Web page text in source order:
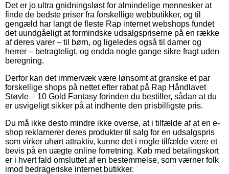
Det er jo ultra gnidningsløst for almindelige mennesker at
finde de bedste priser fra forskellige webbutikker, og til
gengæld har langt de fleste Rap internet webshops fundet
det uundgåeligt at formindske udsalgspriserne på en række
af deres varer – til børn, og ligeledes også til damer og
herrer – betragteligt, og endda nogle gange sikre fragt uden
beregning.
Derfor kan det immervæk være lønsomt at granske et par
forskellige shops på nettet efter rabat på Rap Håndlavet
Støvle – 10 Gold Fantasy forinden du bestiller, sådan at du
er usvigeligt sikker på at indhente den prisbilligste pris.
Du må ikke desto mindre ikke overse, at i tilfælde af at en e-
shop reklamerer deres produkter til salg for en udsalgspris
som virker uhørt attraktiv, kunne det i nogle tilfælde være et
bevis på en uægte online forretning. Køb med betalingskort
er i hvert fald omsluttet af en bestemmelse, som værner folk
imod bedrageriske internet butikker.